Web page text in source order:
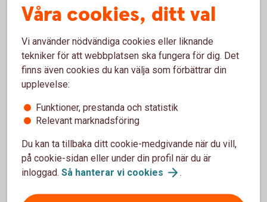
Tidigare erfarenheter
Affärsutveckling, redovisning/årsredovisning, statlig
rapportering.
Egna och närståendes
aktieinnehav i Swedbank
1 084
Våra cookies, ditt val
Vi använder nödvändiga cookies eller liknande
tekniker för att webbplatsen ska fungera för dig. Det
finns även cookies du kan välja som förbättrar din
upplevelse:
Funktioner, prestanda och statistik
Relevant marknadsföring
Du kan ta tillbaka ditt cookie-medgivande när du vill,
på cookie-sidan eller under din profil när du är
inloggad. Så hanterar vi cookies .